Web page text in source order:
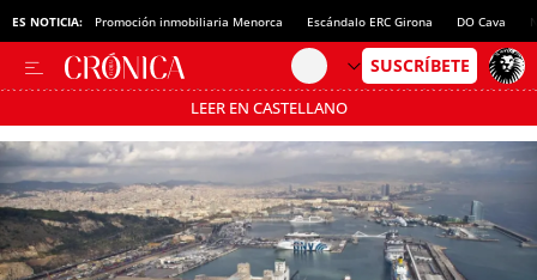
ES NOTICIA: Promoción inmobiliaria Menorca Escándalo ERC Girona DO Cava
LEER EN CASTELLANO
Pásate al MODO AHORRO